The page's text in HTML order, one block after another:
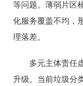
等问题。薄弱片区
化服务覆盖不均，
理落差。
多元主体责任
升级。当前垃圾分